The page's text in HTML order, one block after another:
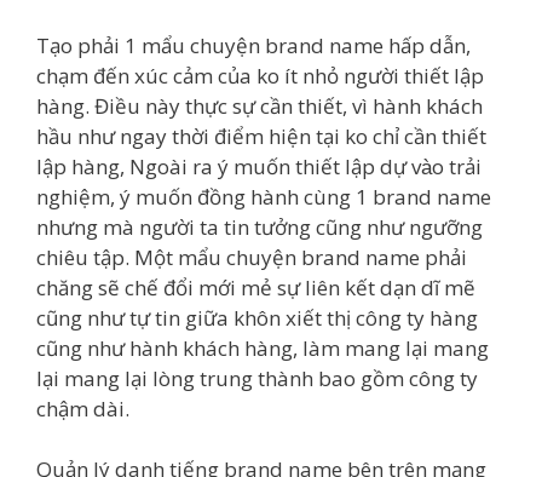
Tạo phải 1 mẩu chuyện brand name hấp dẫn,
chạm đến xúc cảm của ko ít nhỏ người thiết lập
hàng. Điều này thực sự cần thiết, vì hành khách
hầu như ngay thời điểm hiện tại ko chỉ cần thiết
lập hàng, Ngoài ra ý muốn thiết lập dự vào trải
nghiệm, ý muốn đồng hành cùng 1 brand name
nhưng mà người ta tin tưởng cũng như ngưỡng
chiêu tập. Một mẩu chuyện brand name phải
chăng sẽ chế đổi mới mẻ sự liên kết dạn dĩ mẽ
cũng như tự tin giữa khôn xiết thị công ty hàng
cũng như hành khách hàng, làm mang lại mang
lại mang lại lòng trung thành bao gồm công ty
chậm dài.
Quản lý danh tiếng brand name bên trên mạng